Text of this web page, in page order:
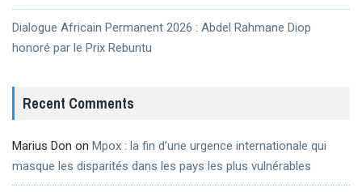
Dialogue Africain Permanent 2026 : Abdel Rahmane Diop
honoré par le Prix Rebuntu
Recent Comments
Marius Don on Mpox : la fin d’une urgence internationale qui
masque les disparités dans les pays les plus vulnérables